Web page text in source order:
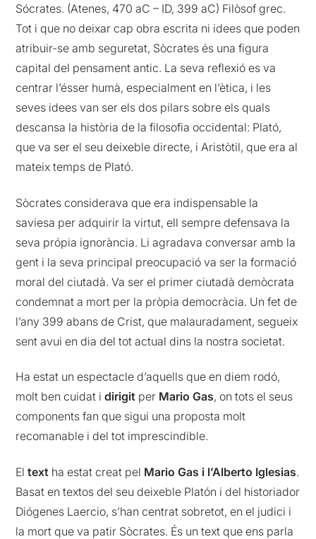
Sócrates. (Atenes, 470 aC – ID, 399 aC) Filòsof grec.
Tot i que no deixar cap obra escrita ni idees que poden
atribuir-se amb seguretat, Sòcrates és una figura
capital del pensament antic. La seva reflexió es va
centrar l’ésser humà, especialment en l’ètica, i les
seves idees van ser els dos pilars sobre els quals
descansa la història de la filosofia occidental: Plató,
que va ser el seu deixeble directe, i Aristòtil, que era al
mateix temps de Plató.
Sòcrates considerava que era indispensable la
saviesa per adquirir la virtut, ell sempre defensava la
seva própia ignorància. Li agradava conversar amb la
gent i la seva principal preocupació va ser la formació
moral del ciutadà. Va ser el primer ciutadà demòcrata
condemnat a mort per la pròpia democràcia. Un fet de
l’any 399 abans de Crist, que malauradament, segueix
sent avui en dia del tot actual dins la nostra societat.
Ha estat un espectacle d’aquells que en diem rodó,
molt ben cuidat i dirigit per Mario Gas, on tots el seus
components fan que sigui una proposta molt
recomanable i del tot imprescindible.
El text ha estat creat pel Mario Gas i l’Alberto Iglesias.
Basat en textos del seu deixeble Platón i del historiador
Diógenes Laercio, s’han centrat sobretot, en el judici i
la mort que va patir Sòcrates. És un text que ens parla